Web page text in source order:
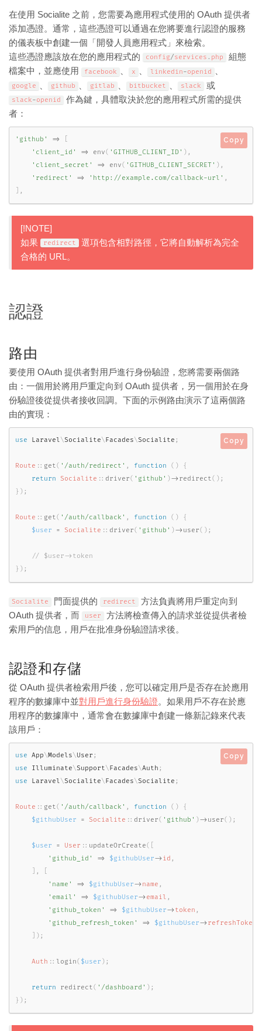
在使用 Socialite 之前，您需要為應用程式使用的 OAuth 提供者
添加憑證。通常，這些憑證可以通過在您將要進行認證的服務
的儀表板中創建一個「開發人員應用程式」來檢索。
這些憑證應該放在您的應用程式的
config/services . php
組態
檔案中，並應使用
facebook 、 x 、 linkedin-openid 、
google github gitlab bitbucket slack 或
slack-openid
作為鍵，具體取決於您的應用程式所需的提供
者：
'github' =>
'client_id'
=> env( 'GITHUB_CLIENT_ID' ) ,
'client_secret'
=> env( 'GITHUB_CLIENT_SECRET' ) ,
'redirect'
=> 'http://example.com/callback-url' ,
,
Copy
[!NOTE]
如果
redirect
選項包含相對路徑，它將自動解析為完全
合格的 URL。
認證
路由
要使用 OAuth 提供者對用戶進行身份驗證，您將需要兩個路
由：一個用於將用戶重定向到 OAuth 提供者，另一個用於在身
份驗證後從提供者接收回調。下面的示例路由演示了這兩個路
由的實現：
use Laravel\Socialite\ Facades\Socialite ;
Route :: get( '/auth/redirect' , function ( )
{
return
Socialite :: driver( 'github' ) -> redirect( ) ;
} ) ;
Route :: get( '/auth/callback' , function ( )
{
$user
= Socialite :: driver( 'github' ) -> user( ) ;
} ) ;
Copy
Socialite 門面提供的 redirect
方法負責將用戶重定向到
OAuth 提供者，而
user
方法將檢查傳入的請求並從提供者檢
索用戶的信息，用戶在批准身份驗證請求後。
認證和存儲
從 OAuth 提供者檢索用戶後，您可以確定用戶是否存在於應用
程序的數據庫中並對用戶進行身份驗證。如果用戶不存在於應
用程序的數據庫中，通常會在數據庫中創建一條新記錄來代表
該用戶：
use App\Models\User ;
use
Illuminate\Support\Facades\Auth ;
use
Laravel\Socialite\Facades\Socialite ;
Route :: get( '/auth/callback' , function ( )
{
$githubUser
= Socialite :: driver( 'github' ) -> user( ) ;
$user = User :: updateOrCreate(
'github_id'
=> $githubUser-> id ,
,
'name'
=> $githubUser-> name ,
'email'
=> $githubUser-> email ,
'github_token'
=> $githubUser-> token ,
'github_refresh_token'
=> $githubUser-> refreshToken
) ;
Auth :: login( $user ) ;
return redirect( '/dashboard' ) ;
} ) ;
Copy